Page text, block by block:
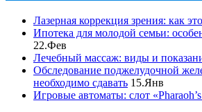
Лазерная коррекция зрения: как
Ипотека для молодой семьи:
22.Фев
Лечебный массаж: виды и
Обследование поджелудочной
необходимо сдавать 15.Янв
Игровые автоматы: слот